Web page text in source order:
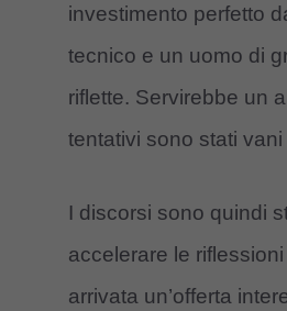
investimento perfetto
tecnico e un uomo di
riflette. Servirebbe un
tentativi sono stati vani
I discorsi sono quindi
accelerare le riflessioni
arrivata un’offerta